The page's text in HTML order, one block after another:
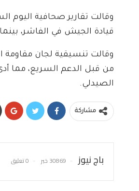
وقالت تقارير صحافية
قيادة الجيش في الفاشر،
وقالت تنسيقية لجان
من قبل الدعم السريع، مما
الصيدلي.
مشاركة
باج نيوز 30869 خبر 0 تعليق